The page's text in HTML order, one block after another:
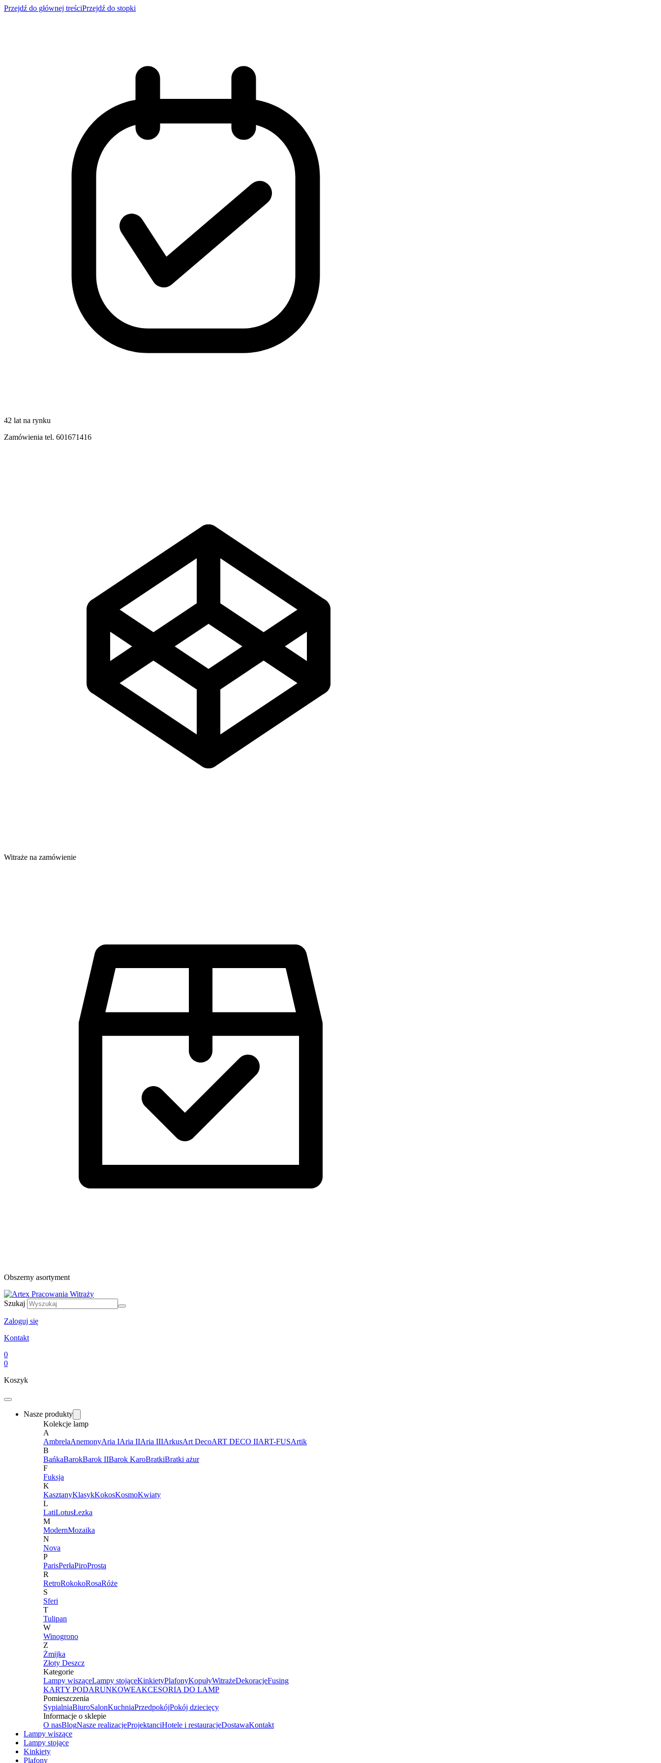
Przejdź do głównej treściPrzejdź do stopki
42 lat na rynku
Zamówienia tel. 601671416
Witraże na zamówienie
Obszerny asortyment
Szukaj
Zaloguj się
Kontakt
0
0
Koszyk
Nasze produkty
Kolekcje lamp
A
AmbrelaAnemonyAria IAria IIAria IIIArkusArt DecoART DECO IIART-FUSArtik
B
BańkaBarokBarok IIBarok KaroBratkiBratki ażur
F
Fuksja
K
KasztanyKlasykKokosKosmoKwiaty
L
LatiLotusŁezka
M
ModernMozaika
N
Nova
P
ParisPerłaPiroProsta
R
RetroRokokoRosaRóże
S
Sferi
T
Tulipan
W
Winogrono
Z
Żmijka
Złoty Deszcz
Kategorie
Lampy wisząceLampy stojąceKinkietyPlafonyKopułyWitrażeDekoracjeFusing
KARTY PODARUNKOWEAKCESORIA DO LAMP
Pomieszczenia
SypialniaBiuroSalonKuchniaPrzedpokójPokój dziecięcy
Informacje o sklepie
O nasBlogNasze realizacjeProjektanciHotele i restauracjeDostawaKontakt
Lampy wiszące
Lampy stojące
Kinkiety
Plafony